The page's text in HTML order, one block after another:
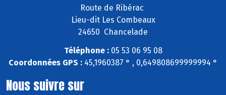
Route de Ribérac
Lieu-dit Les Combeaux
24650 Chancelade
Téléphone :05 53 06 95 08
Coordonnées GPS : 45,1960387 ° , 0,649808699999994 °
Nous suivre sur